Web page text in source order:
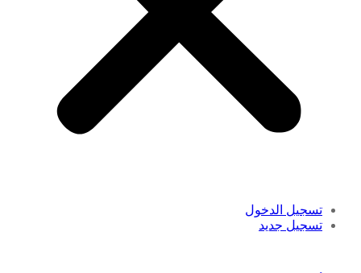
تسجيل الدخول
تسجيل جديد